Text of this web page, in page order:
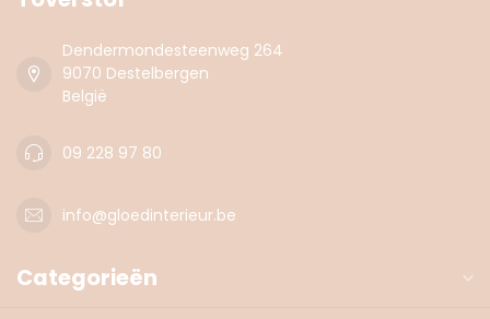
Dendermondesteenweg 264
9070 Destelbergen
België
09 228 97 80
info@gloedinterieur.be
Categorieën